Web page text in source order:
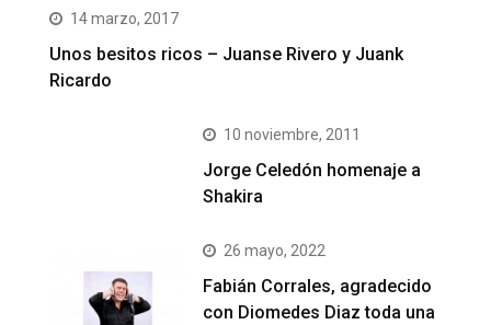
14 marzo, 2017
Unos besitos ricos – Juanse Rivero y Juank
Ricardo
10 noviembre, 2011
Jorge Celedón homenaje a
Shakira
26 mayo, 2022
Fabián Corrales, agradecido
con Diomedes Diaz toda una